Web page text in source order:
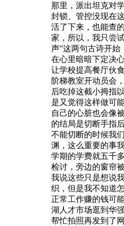
那里，派出坦克对
封锁、管控没现在
活了下来，也能查
家，所以，我只尝
声”这两句古诗开始
在心里暗暗下定决
让学校提高餐厅伙
阶梯教室开动员会
后吃掉这截小拇指
是又觉得这样做可
自己的心脏也会像
的结局是切断手指
不能切断的时候我
渊，这么重要的事
学期的学费就五千
检讨，旁边的窗帘
我说这些只是想说
织，但是我不知道
正常工作赚的钱可
湖人才市场逛到华
帮忙拍照再发到了